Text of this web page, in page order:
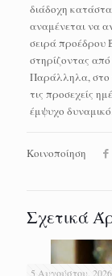
διάδοχη
αναμένεται να
σειρά προέδρου
στηρίζοντας
Παράλληλα, στο
τις προσεχείς
έμψυχο
Κοινοποίηση
Σχετικά
5 Αυγούστου, 2026